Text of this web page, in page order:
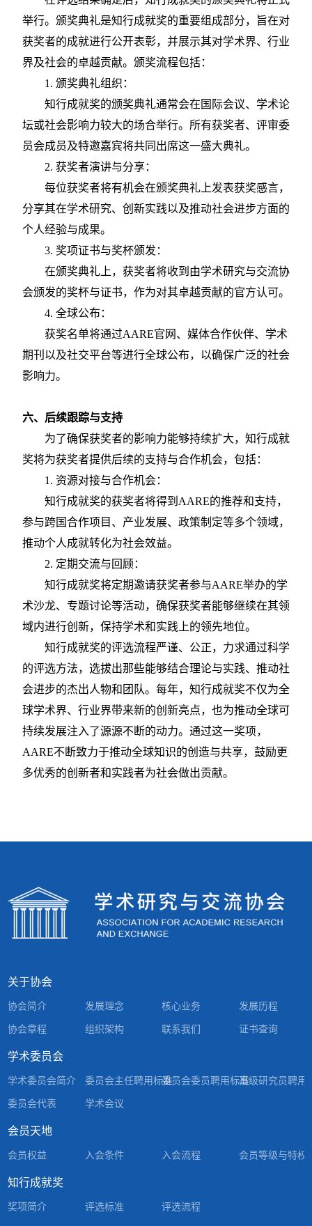
举行。颁奖典礼是知行成就奖的重要组成部分，旨在对
获奖者的成就进行公开表彰，并展示其对学术界、行业
界及社会的卓越贡献。颁奖流程包括：
1. 颁奖典礼组织：
知行成就奖的颁奖典礼通常会在国际会议、学术论
坛或社会影响力较大的场合举行。所有获奖者、评审委
员会成员及特邀嘉宾将共同出席这一盛大典礼。
2. 获奖者演讲与分享：
每位获奖者将有机会在颁奖典礼上发表获奖感言，
分享其在学术研究、创新实践以及推动社会进步方面的
个人经验与成果。
3. 奖项证书与奖杯颁发：
在颁奖典礼上，获奖者将收到由学术研究与交流协
会颁发的奖杯与证书，作为对其卓越贡献的官方认可。
4. 全球公布：
获奖名单将通过AARE官网、媒体合作伙伴、学术
期刊以及社交平台等进行全球公布，以确保广泛的社会
影响力。
六、后续跟踪与支持
为了确保获奖者的影响力能够持续扩大，知行成就
奖将为获奖者提供后续的支持与合作机会，包括：
1. 资源对接与合作机会：
知行成就奖的获奖者将得到 AARE的推荐和支持，
参与跨国合作项目、产业发展、政策制定等多个领域，
推动个人成就转化为社会效益。
2. 定期交流与回顾：
知行成就奖将定期邀请获奖者参与AARE举办的学
术沙龙、专题讨论等活动，确保获奖者能够继续在其领
域内进行创新，保持学术和实践上的领先地位。
知行成就奖的评选流程严谨、公正，力求通过科学
的评选方法，选拔出那些能够结合理论与实践、推动社
会进步的杰出人物和团队。每年，知行成就奖不仅为全
球学术界、行业界带来新的创新亮点，也为推动全球可
持续发展注入了源源不断的动力。通过这一奖项，
AARE不断致力于推动全球知识的创造与共享，鼓励更
多优秀的创新者和实践者为社会做出贡献。
关于协会
协会简介 发展理念 核心业务 发展历程
协会章程 组织架构 联系我们 证书查询
学术委员会
学术委员会简介 委员会主任聘用标准委员会委员聘用标准高级研究员聘用
委员会代表 学术会议
会员天地
会员权益 入会条件 入会流程 会员等级与特权
知行成就奖
奖项简介 评选标准 评选流程